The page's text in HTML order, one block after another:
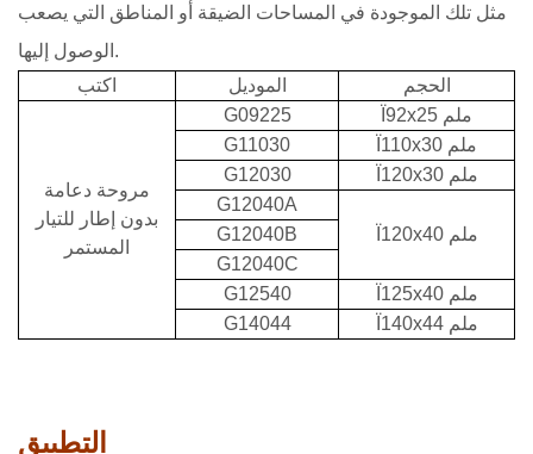
مثل تلك الموجودة في المساحات الضيقة أو المناطق التي يصعب
الوصول إليها.
اكتب
الموديل الحجم
مروحة دعامة
بدون إطار للتيار
المستمر
G09225
Ï92x25 ملم
G11030
Ï110x30 ملم
G12030
Ï120x30 ملم
G12040A
Ï120x40 ملم
G12040B
G12040C
G12540
Ï125x40 ملم
G14044
Ï140x44 ملم
التطبيق